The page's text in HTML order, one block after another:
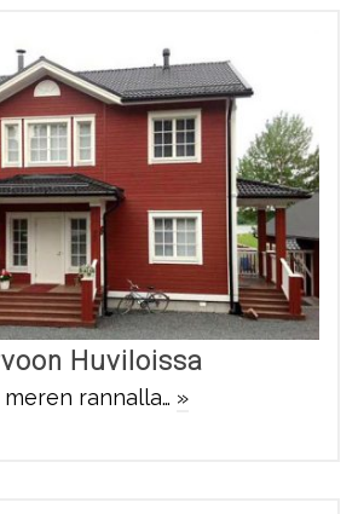
Huviloissa
rannalla… »